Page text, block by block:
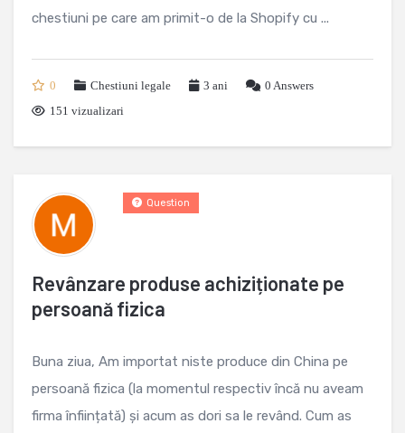
chestiuni pe care am primit-o de la Shopify cu ...
0 Chestiuni legale 3 ani 0 Answers
151 vizualizari
Revânzare produse achiziționate pe
persoană fizica
Question
Buna ziua, Am importat niste produce din China pe
persoană fizica (la momentul respectiv încă nu aveam
firma înființată) și acum as dori sa le revând. Cum as